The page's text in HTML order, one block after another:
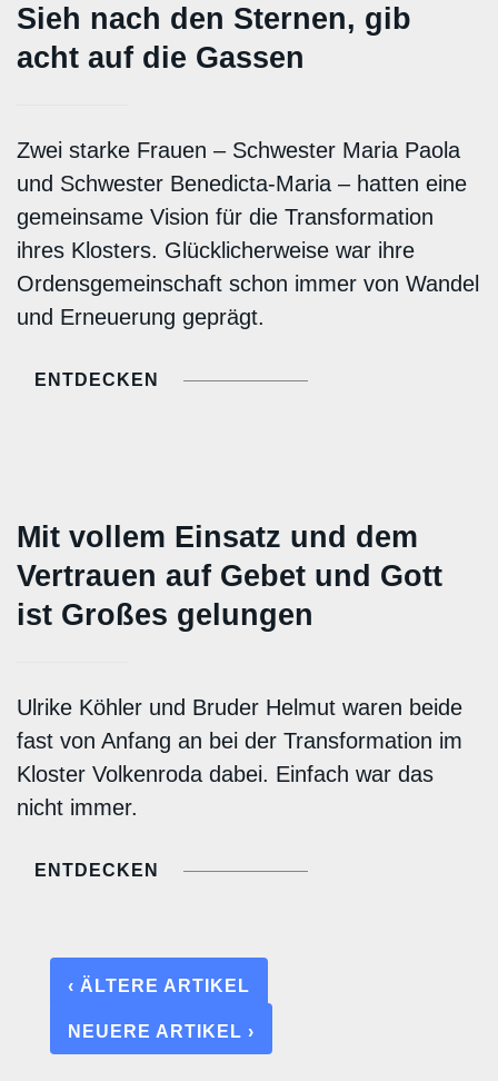
Sieh nach den Sternen, gib
acht auf die Gassen
Zwei starke Frauen – Schwester Maria Paola
und Schwester Benedicta-Maria – hatten eine
gemeinsame Vision für die Transformation
ihres Klosters. Glücklicherweise war ihre
Ordensgemeinschaft schon immer von Wandel
und Erneuerung geprägt.
ENTDECKEN
Mit vollem Einsatz und dem
Vertrauen auf Gebet und Gott
ist Großes gelungen
Ulrike Köhler und Bruder Helmut waren beide
fast von Anfang an bei der Transformation im
Kloster Volkenroda dabei. Einfach war das
nicht immer.
ENTDECKEN
‹ ÄLTERE ARTIKEL
NEUERE ARTIKEL ›